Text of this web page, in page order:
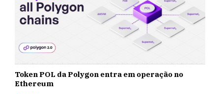
Token POL da Polygon entra em operação no
Ethereum